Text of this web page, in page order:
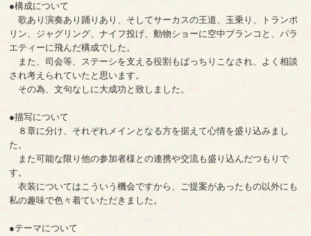
●構成について
歌あり演奏あり踊りあり、そしてサーカスの王道、玉乗り、トランポ
リン、ジャグリング、ナイフ投げ、動物ショーに空中ブランコと、パラ
エティーに飛んだ構成でした。
また、司会等、ステーシを支える役割もばっちりこなされ、よく相談
され考えられていたと思います。
その為、文句なしに大成功と致しました。
●描写について
８章に分け、それぞれメインとなる方を据えて心情を盛り込みまし
た。
また可能な限り他の参加者様との連携や交流も盛り込んだつもりで
す。
衣装についてはこういう機会ですから、ご提案があったもの以外にも
私の趣味で色々着ていただきました。
●テーマについて